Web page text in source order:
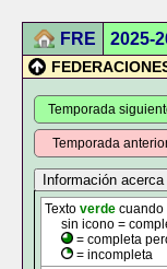
FRE 2025-
Temporada
Temporada
Texto verde cuando
sin icono =
= completa
= incompleta